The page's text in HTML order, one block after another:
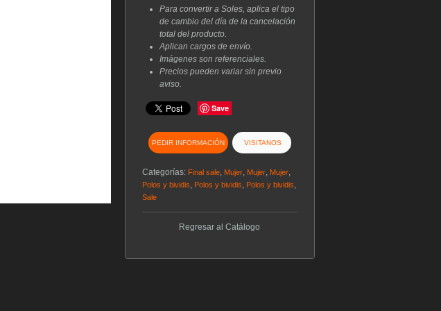
Para convertir a Soles, aplica el tipo
de cambio del día de la cancelación
total del producto.
Aplican cargos de envío.
Imágenes son referenciales.
Precios pueden variar sin previo
aviso.
Save
PEDIR INFORMACIÓN VISITANOS
Categorías: Final sale, Mujer, Mujer, Mujer,
Polos y bividis Polos y bividis Polos y bividis
Sale
Regresar al Catálogo